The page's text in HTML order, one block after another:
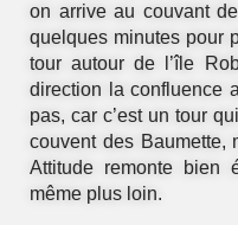
on arrive au couvant
quelques minutes pour
tour autour de l’île
direction la confluence
pas, car c’est un tour
couvent des Baumette,
Attitude remonte bien
même plus loin.